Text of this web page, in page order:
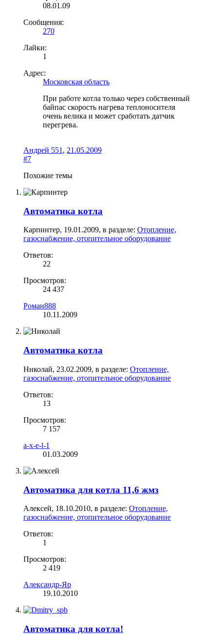
08.01.09
Сообщения:
270
Лайки:
1
Адрес:
Московская область
При работе котла только через собственный
байпас скорость нагрева теплоносителя
очень велика и может сработать датчик
перегрева.
Андрей 551 , 21.05.2009
#7
Похожие темы
Автоматика котла
Карпинтер, 19.01.2009, в разделе: Отопление,
газоснабжение, отопительное оборудование
Ответов:
22
Просмотров:
24 437
Роман888
10.11.2009
Автоматика котла
Николай, 23.02.2009, в разделе: Отопление,
газоснабжение, отопительное оборудование
Ответов:
13
Просмотров:
7 157
a-x-e-l-1
01.03.2009
Автоматика для котла 11,6 жмз
Алексей, 18.10.2010, в разделе: Отопление,
газоснабжение, отопительное оборудование
Ответов:
1
Просмотров:
2 419
Александр-Яр
19.10.2010
Автоматика для котла!